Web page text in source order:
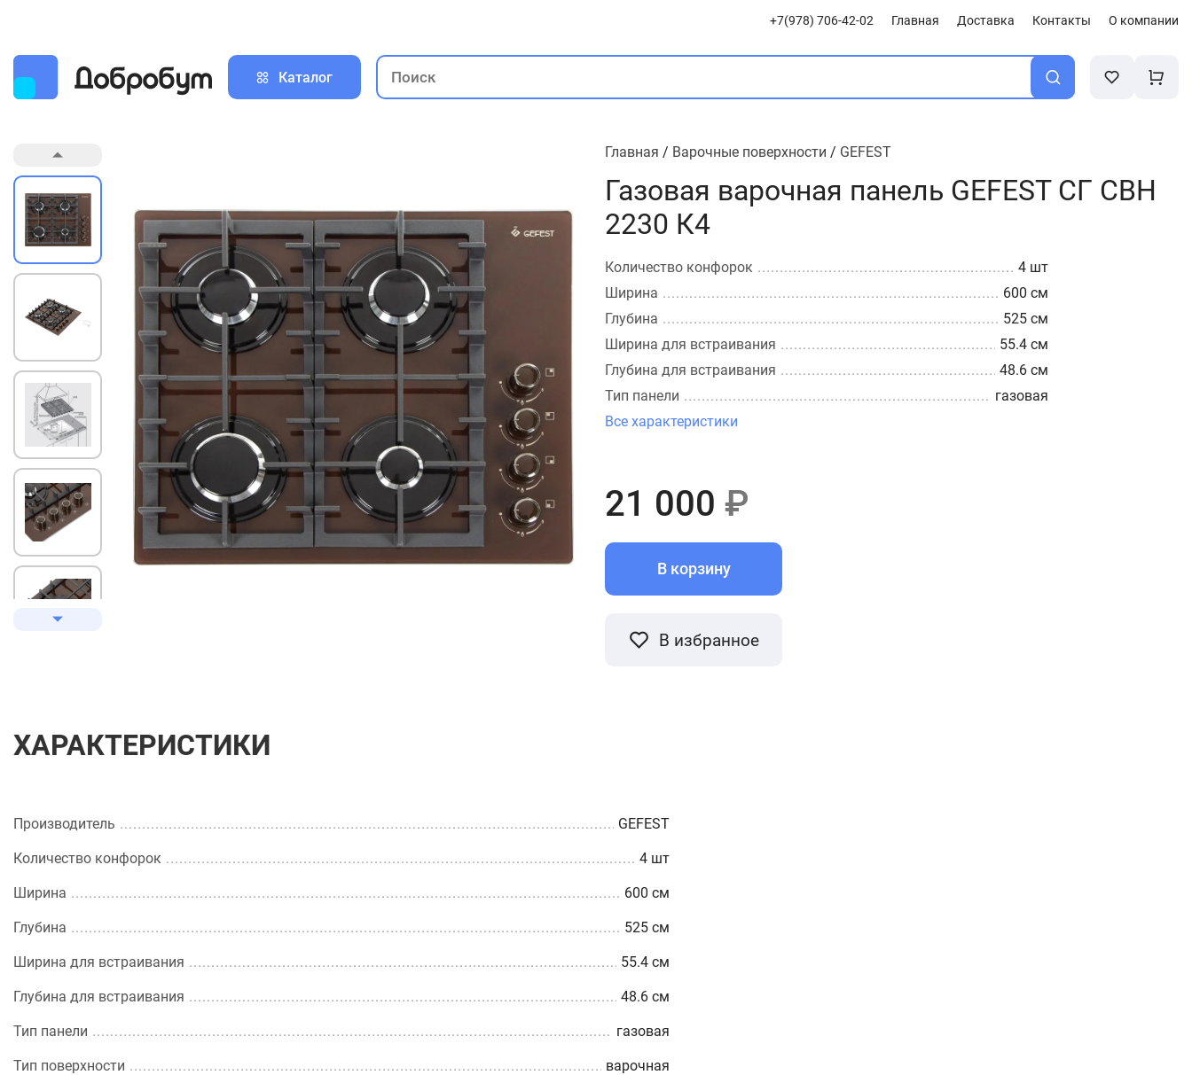
+7(978) 706-42-02 Главная Доставка Контакты О компании
Каталог
Главная / Варочные поверхности / GEFEST
Газовая варочная панель GEFEST СГ СВН
2230 К4
Количество конфорок
4 шт
Ширина
600 см
Глубина
525 см
Ширина для встраивания
55.4 см
Глубина для встраивания
48.6 см
Тип панели
газовая
Все характеристики
21 000 ₽
В корзину
В избранное
ХАРАКТЕРИСТИКИ
Производитель GEFEST
Количество конфорок 4 шт
Ширина 600 см
Глубина 525 см
Ширина для встраивания 55.4 см
Глубина для встраивания 48.6 см
Тип панели газовая
Тип поверхности варочная